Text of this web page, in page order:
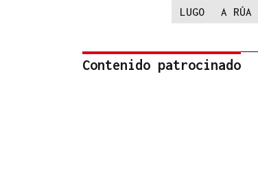
LUGO A RÚA
Contenido patrocinado